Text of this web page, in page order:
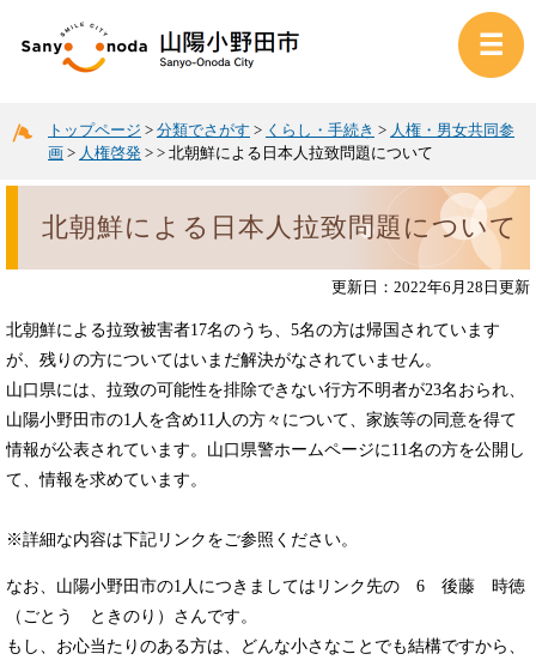
トップページ > 分類でさがす > くらし・手続き > 人権・男女共同参
画 > 人権啓発 > > 北朝鮮による日本人拉致問題について
北朝鮮による日本人拉致問題について
更新日：2022年6月28日更新
北朝鮮による拉致被害者17名のうち、5名の方は帰国されています
が、残りの方についてはいまだ解決がなされていません。
山口県には、拉致の可能性を排除できない行方不明者が23名おられ、
山陽小野田市の1人を含め11人の方々について、家族等の同意を得て
情報が公表されています。山口県警ホームページに11名の方を公開し
て、情報を求めています。
※詳細な内容は下記リンクをご参照ください。
なお、山陽小野田市の1人につきましてはリンク先の 6 後藤 時徳
（ごとう ときのり）さんです。
もし、お心当たりのある方は、どんな小さなことでも結構ですから、